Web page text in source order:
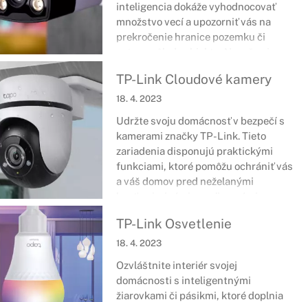
inteligencia dokáže vyhodnocovať
množstvo vecí a upozorniť vás na
prekročenie hranice pozemku či
chcete spravovať svoje zariadenia - k
dispozícii je webové rozhranie,
nástroje VIGI Security Manager.
TP-Link Cloudové kamery
18. 4. 2023
Udržte svoju domácnosť v bezpečí s
kamerami značky TP-Link. Tieto
zariadenia disponujú praktickými
funkciami, ktoré pomôžu ochrániť vás
a váš domov pred neželanými
možnosti inštalácie či odolnosť voči
každodenným nástrahám počasia.
istoty a ochrany toho, na čom vám
naozaj záleží.
TP-Link Osvetlenie
18. 4. 2023
Ozvláštnite interiér svojej
domácnosti s inteligentnými
žiarovkami či pásikmi, ktoré doplnia